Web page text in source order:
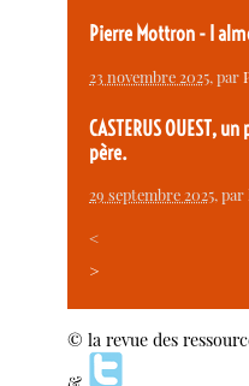
Pierre Mottron - I
23 novembre 2025, par
CASTERUS OUEST,
père.
29 septembre 2025, par
<
>
© la revue des